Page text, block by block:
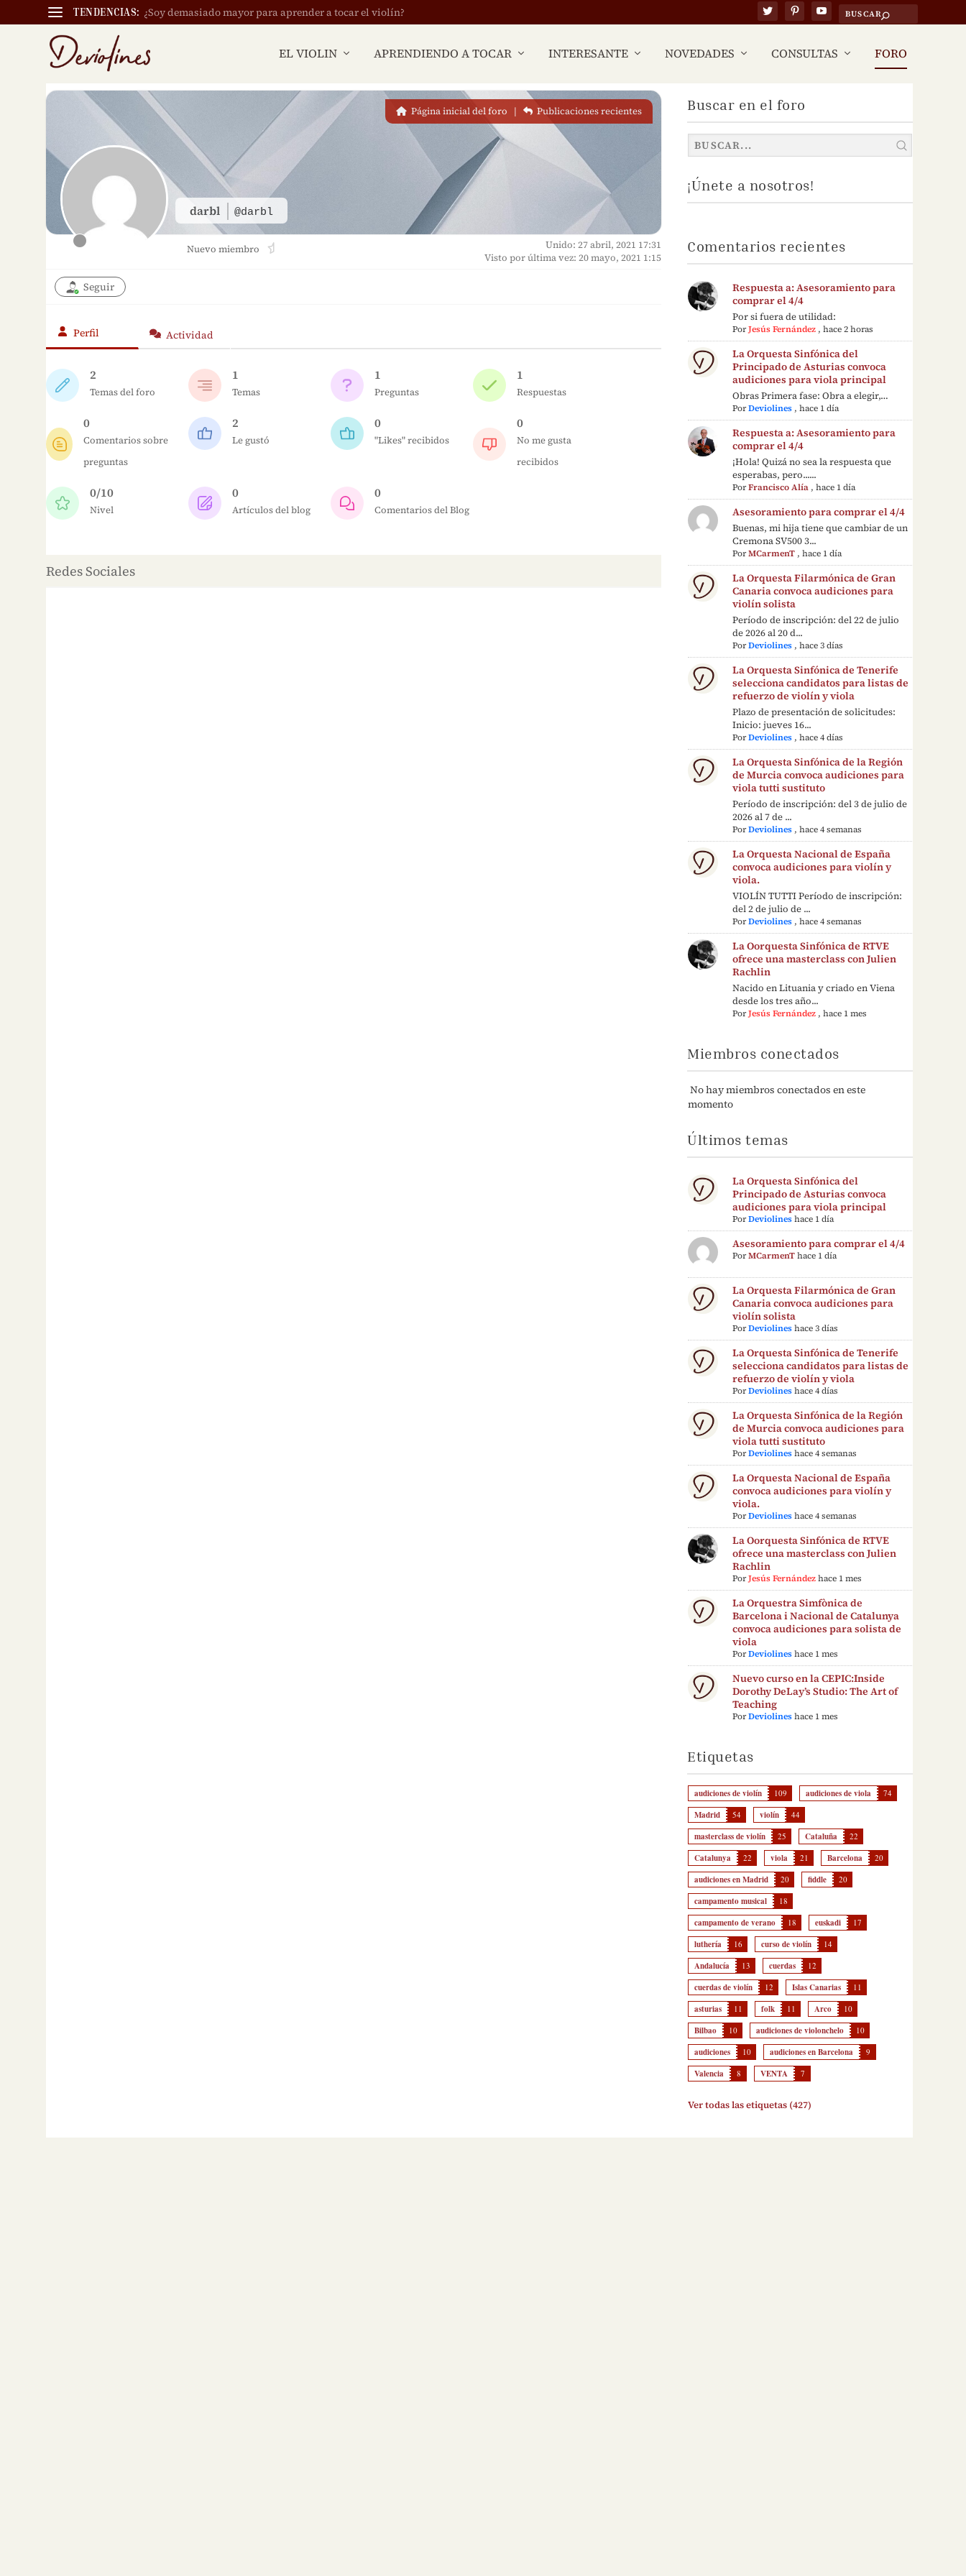
TENDENCIAS: ¿Soy demasiado mayor para aprender a tocar el violín?
EL VIOLIN APRENDIENDO A TOCAR INTERESANTE NOVEDADES CONSULTAS FORO
darbl @darbl
Página inicial del foro | Publicaciones recientes
Nuevo miembro
Unido: 27 abril, 2021 17:31
Visto por última vez: 20 mayo, 2021 1:15
Seguir
Perfil Actividad
2
Temas del foro
1
Temas
1
Preguntas
1
Respuestas
0
Comentarios sobre
preguntas
2
Le gustó
0
"Likes" recibidos
0
No me gusta
recibidos
0/10
Nivel
0
Artículos del blog
0
Comentarios del Blog
Redes Sociales
Buscar en el foro
¡Únete a nosotros!
Comentarios recientes
Respuesta a: Asesoramiento para
comprar el 4/4
Por si fuera de utilidad:
PorJesús Fernández ,hace 2 horas
La Orquesta Sinfónica del
Principado de Asturias convoca
audiciones para viola principal
Obras Primera fase: Obra a elegir,…
PorDeviolines ,hace 1 día
Respuesta a: Asesoramiento para
comprar el 4/4
¡Hola! Quizá no sea la respuesta que
esperabas, pero......
PorFrancisco Alía ,hace 1 día
Asesoramiento para comprar el 4/4
Buenas, mi hija tiene que cambiar de un
Cremona SV500 3...
PorMCarmenT ,hace 1 día
La Orquesta Filarmónica de Gran
Canaria convoca audiciones para
violín solista
Período de inscripción: del 22 de julio
de 2026 al 20 d...
PorDeviolines ,hace 3 días
La Orquesta Sinfónica de Tenerife
selecciona candidatos para listas de
refuerzo de violín y viola
Plazo de presentación de solicitudes:
Inicio: jueves 16...
PorDeviolines ,hace 4 días
La Orquesta Sinfónica de la Región
de Murcia convoca audiciones para
viola tutti sustituto
Período de inscripción: del 3 de julio de
2026 al 7 de ...
PorDeviolines ,hace 4 semanas
La Orquesta Nacional de España
convoca audiciones para violín y
viola.
VIOLÍN TUTTI Período de inscripción:
del 2 de julio de ...
PorDeviolines ,hace 4 semanas
La Oorquesta Sinfónica de RTVE
ofrece una masterclass con Julien
Rachlin
Nacido en Lituania y criado en Viena
desde los tres año...
PorJesús Fernández ,hace 1 mes
Miembros conectados
No hay miembros conectados en este
momento
Últimos temas
La Orquesta Sinfónica del
Principado de Asturias convoca
audiciones para viola principal
PorDeviolines hace 1 día
Asesoramiento para comprar el 4/4
PorMCarmenT hace 1 día
La Orquesta Filarmónica de Gran
Canaria convoca audiciones para
violín solista
PorDeviolines hace 3 días
La Orquesta Sinfónica de Tenerife
selecciona candidatos para listas de
refuerzo de violín y viola
PorDeviolines hace 4 días
La Orquesta Sinfónica de la Región
de Murcia convoca audiciones para
viola tutti sustituto
PorDeviolines hace 4 semanas
La Orquesta Nacional de España
convoca audiciones para violín y
viola.
PorDeviolines hace 4 semanas
La Oorquesta Sinfónica de RTVE
ofrece una masterclass con Julien
Rachlin
PorJesús Fernández hace 1 mes
La Orquestra Simfònica de
Barcelona i Nacional de Catalunya
convoca audiciones para solista de
viola
PorDeviolines hace 1 mes
Nuevo curso en la CEPIC:Inside
Dorothy DeLay’s Studio: The Art of
Teaching
PorDeviolines hace 1 mes
Etiquetas
audiciones de violín 109 audiciones de viola 74
Madrid 54 violín 44
masterclass de violín 25 Cataluña 22
Catalunya 22 viola 21 Barcelona 20
audiciones en Madrid 20 fiddle 20
campamento musical 18
campamento de verano 18 euskadi 17
luthería 16 curso de violín 14
Andalucía 13 cuerdas 12
cuerdas de violín 12 Islas Canarias 11
asturias 11 folk 11 Arco 10
Bilbao 10 audiciones de violonchelo 10
audiciones 10 audiciones en Barcelona 9
Valencia 8 VENTA 7
Ver todas las etiquetas (427)